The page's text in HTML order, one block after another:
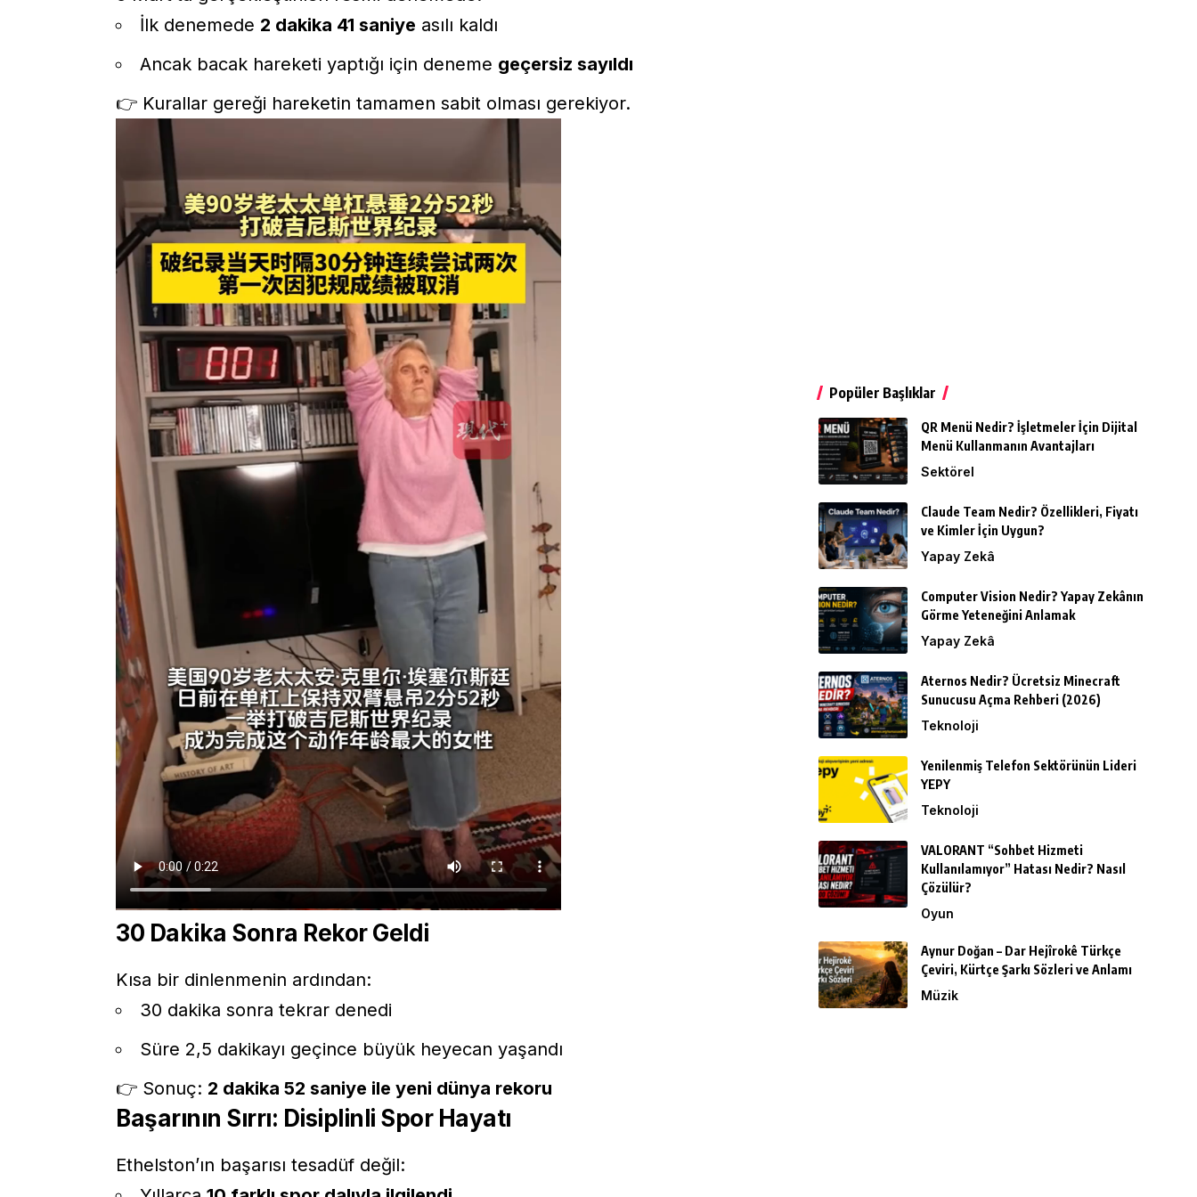
İlk denemede 2 dakika 41 saniye asılı kaldı
Ancak bacak hareketi yaptığı için deneme geçersiz sayıldı
👉 Kurallar gereği hareketin tamamen sabit olması gerekiyor.
30 Dakika Sonra Rekor Geldi
Kısa bir dinlenmenin ardından:
30 dakika sonra tekrar denedi
Süre 2,5 dakikayı geçince büyük heyecan yaşandı
👉 Sonuç: 2 dakika 52 saniye ile yeni dünya rekoru
Başarının Sırrı: Disiplinli Spor Hayatı
Ethelston’ın başarısı tesadüf değil:
Popüler Başlıklar
QR Menü Nedir? İşletmeler İçin Dijital
Menü Kullanmanın Avantajları
Sektörel
Claude Team Nedir? Özellikleri, Fiyatı
ve Kimler İçin Uygun?
Yapay Zekâ
Computer Vision Nedir? Yapay Zekânın
Görme Yeteneğini Anlamak
Yapay Zekâ
Aternos Nedir? Ücretsiz Minecraft
Sunucusu Açma Rehberi (2026)
Teknoloji
Yenilenmiş Telefon Sektörünün Lideri
YEPY
Teknoloji
VALORANT “Sohbet Hizmeti
Kullanılamıyor” Hatası Nedir? Nasıl
Çözülür?
Oyun
Aynur Doğan – Dar Hejîrokê Türkçe
Çeviri, Kürtçe Şarkı Sözleri ve Anlamı
Müzik